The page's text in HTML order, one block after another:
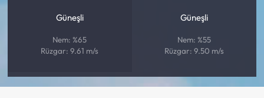
Güneşli
Nem: %65
Rüzgar: 9.61 m/s
Güneşli
Nem: %55
Rüzgar: 9.50 m/s